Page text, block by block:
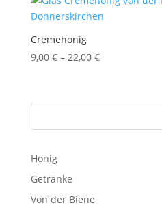
Cremehonig
9,00 €– 22,00 €
Honig
Getränke
Von der Biene